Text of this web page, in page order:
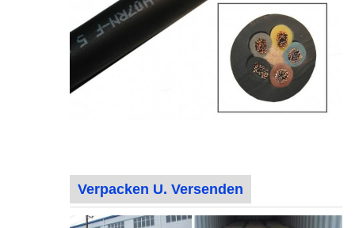
Verpacken U. Versenden